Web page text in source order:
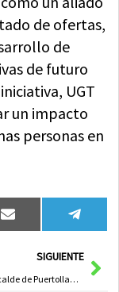
de ofertas,
de
de futuro
UGT
un impacto
personas en
Compartir
en
Email
en
SIGUIENTE
UGT Pide al Alcalde de Puertollano Reivindicar y Respetar el Trabajo del Personal Público